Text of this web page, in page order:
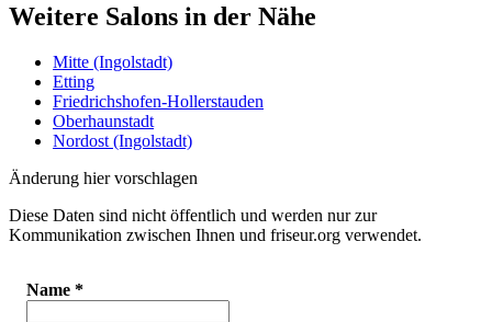
Weitere Salons in der Nähe
Mitte (Ingolstadt)
Etting
Friedrichshofen-Hollerstauden
Oberhaunstadt
Nordost (Ingolstadt)
Änderung hier vorschlagen
Diese Daten sind nicht öffentlich und werden nur zur
Kommunikation zwischen Ihnen und friseur.org verwendet.
Name *